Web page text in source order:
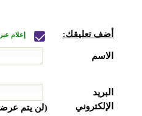
أضف تعليقك: إعلام
الاسم
البريد
الإلكتروني
(لن يتم